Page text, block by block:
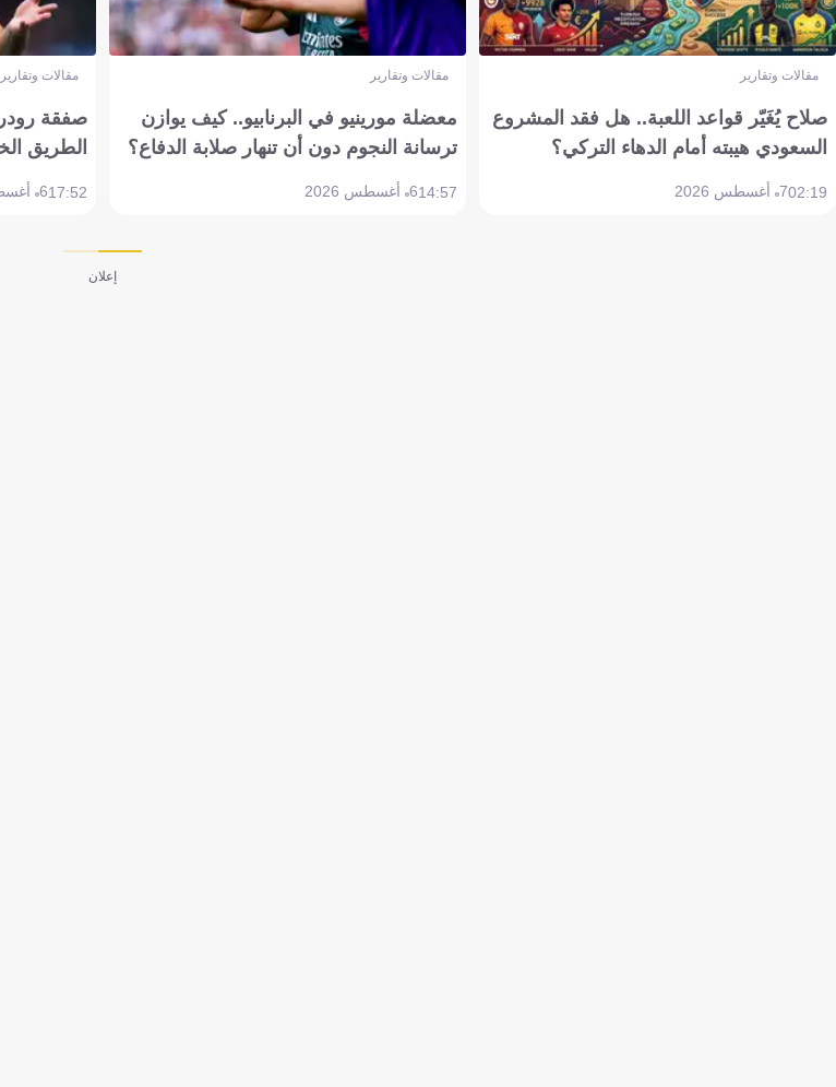
مقالات وتقارير
صلاح يُغَيّر قواعد اللعبة.. هل فقد المشروع
السعودي هيبته أمام الدهاء التركي؟
02:197 أغسطس 2026
مقالات وتقارير
معضلة مورينيو في البرنابيو.. كيف يوازن
ترسانة النجوم دون أن تنهار صلابة الدفاع؟
14:576 أغسطس 2026
مقالات وتقارير
صفقة
الطريق
17:526 أغسطس 2026
إعلان